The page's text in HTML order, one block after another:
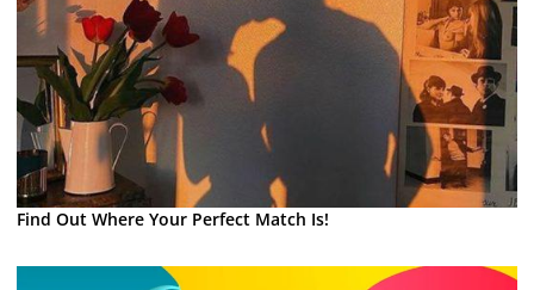
Find Out Where Your Perfect Match Is!